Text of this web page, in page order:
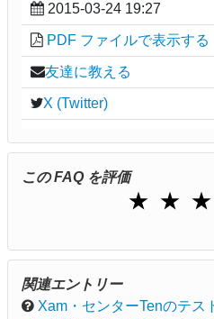
2015-03-24 19:27
PDF ファイルで表示する
友達に教える
X (Twitter)
この FAQ を評価
★1 Star
★2★
関連エントリー
Xam・センターTenのテス